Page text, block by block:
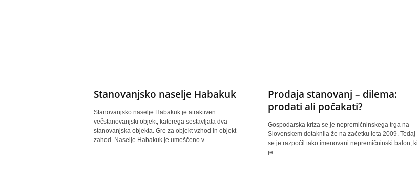
Stanovanjsko naselje Habakuk
Stanovanjsko naselje Habakuk je atraktiven
večstanovanjski objekt, katerega sestavljata dva
stanovanjska objekta. Gre za objekt vzhod in objekt
zahod. Naselje Habakuk je umeščeno v...
Prodaja stanovanj – dilema:
prodati ali počakati?
Gospodarska kriza se je nepremičninskega trga na
Slovenskem dotaknila že na začetku leta 2009. Tedaj
se je razpočil tako imenovani nepremičninski balon, ki
je...